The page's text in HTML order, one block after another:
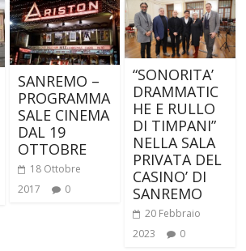
SANREMO –
PROGRAMMA
SALE CINEMA
DAL 19
OTTOBRE
18 Ottobre
2017
0
“SONORITA’
DRAMMATIC
HE E RULLO
DI TIMPANI”
NELLA SALA
PRIVATA DEL
CASINO’ DI
SANREMO
20 Febbraio
2023
0